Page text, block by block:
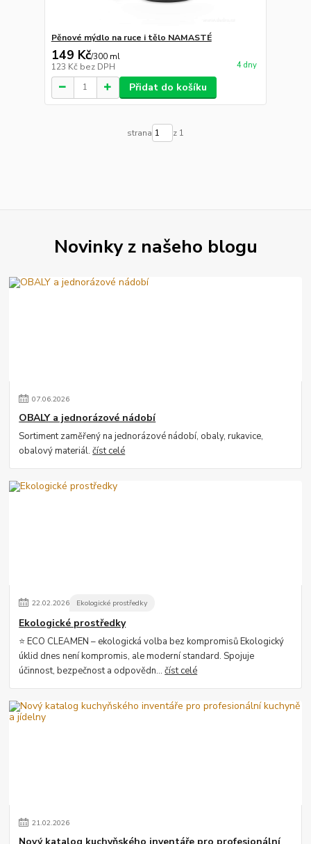
Pěnové mýdlo na ruce i tělo NAMASTÉ
149 Kč/300 ml
123 Kč bez DPH 4 dny
Přidat do košíku
strana z 1
Novinky z našeho blogu
07.06.2026
OBALY a jednorázové nádobí
Sortiment zaměřený na jednorázové nádobí, obaly, rukavice,
obalový materiál.číst celé
22.02.2026 Ekologické prostředky
Ekologické prostředky
⭐ ECO CLEAMEN – ekologická volba bez kompromisů Ekologický
úklid dnes není kompromis, ale moderní standard. Spojuje
účinnost, bezpečnost a odpovědn...číst celé
21.02.2026